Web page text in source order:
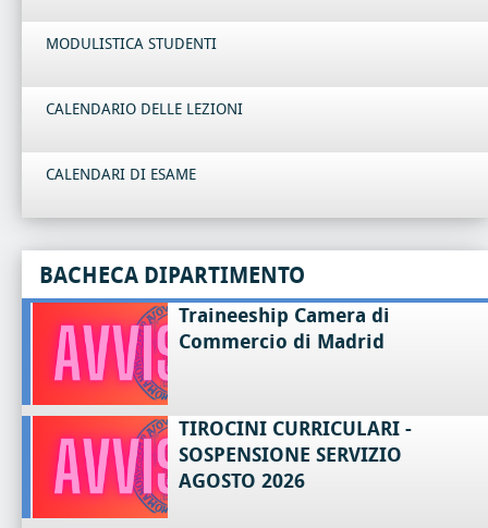
MODULISTICA STUDENTI
CALENDARIO DELLE LEZIONI
CALENDARI DI ESAME
BACHECA DIPARTIMENTO
Traineeship Camera di
Commercio di Madrid
TIROCINI CURRICULARI -
SOSPENSIONE SERVIZIO
AGOSTO 2026